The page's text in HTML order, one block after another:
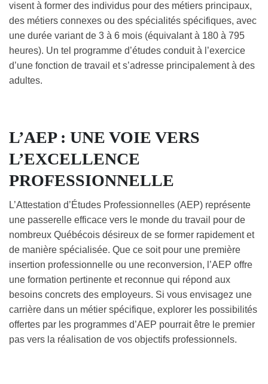
visent à former des individus pour des métiers principaux,
des métiers connexes ou des spécialités spécifiques, avec
une durée variant de 3 à 6 mois (équivalant à 180 à 795
heures). Un tel programme d’études conduit à l’exercice
d’une fonction de travail et s’adresse principalement à des
adultes.
L’AEP : UNE VOIE VERS
L’EXCELLENCE
PROFESSIONNELLE
L’Attestation d’Études Professionnelles (AEP) représente
une passerelle efficace vers le monde du travail pour de
nombreux Québécois désireux de se former rapidement et
de manière spécialisée. Que ce soit pour une première
insertion professionnelle ou une reconversion, l’AEP offre
une formation pertinente et reconnue qui répond aux
besoins concrets des employeurs. Si vous envisagez une
carrière dans un métier spécifique, explorer les possibilités
offertes par les programmes d’AEP pourrait être le premier
pas vers la réalisation de vos objectifs professionnels.